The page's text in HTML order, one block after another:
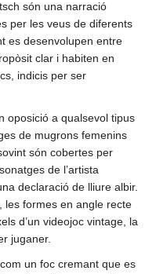
són una narració
per les veus de diferents
es desenvolupen entre
clar i habiten en
indicis per ser
oposició a qualsevol tipus
de mugrons femenins
són cobertes per
de l’artista
declaració de lliure albir.
les formes en angle recte
d’un videojoc vintage, la
juganer.
un foc cremant que es